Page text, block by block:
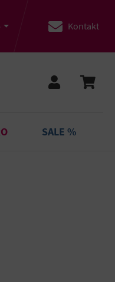
Kontakt
SALE %